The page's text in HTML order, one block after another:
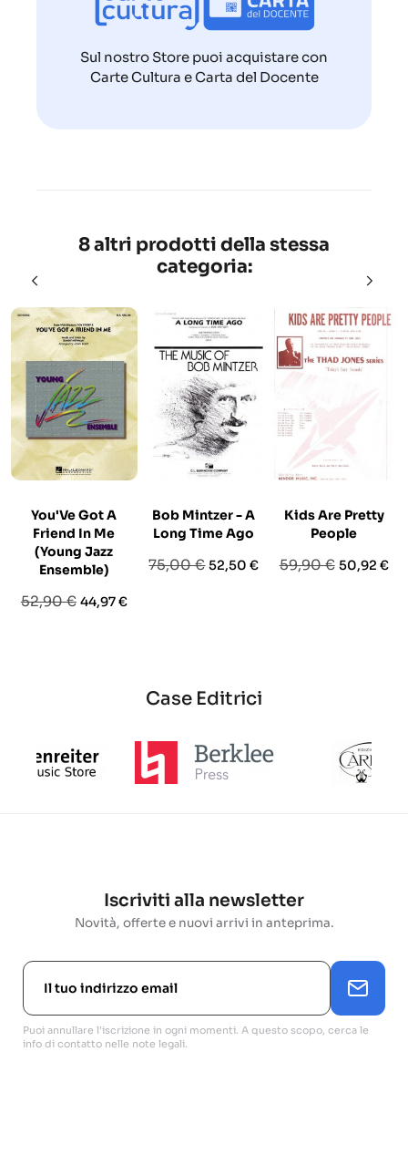
Sul nostro Store puoi acquistare con
Carte Cultura e Carta del Docente
8 altri prodotti della stessa
categoria:
You'Ve Got A
Friend In Me
(Young Jazz
Ensemble)
Prezzo
52,90 € Prezzo
44,97 €
Bob Mintzer - A
Long Time Ago
Prezzo
75,00 €Prezzo
52,50 €
Kids Are Pretty
People
Prezzo
59,90 € Prezzo
50,92 €
Case Editrici
Iscriviti alla newsletter
Novità, offerte e nuovi arrivi in anteprima.
Puoi annullare l'iscrizione in ogni momenti. A questo scopo, cerca le
info di contatto nelle note legali.